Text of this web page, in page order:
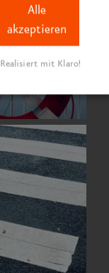
Alle
akzeptieren
Realisiert mit Klaro!